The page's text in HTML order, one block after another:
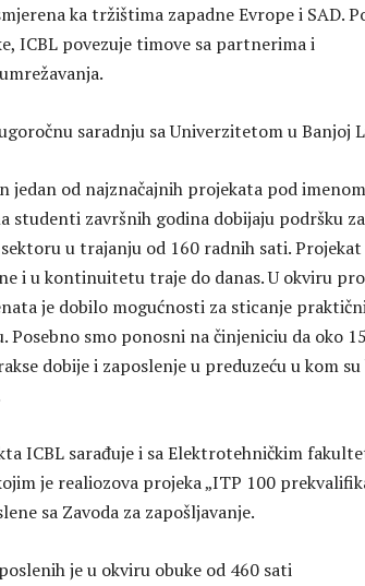
ka tržištima zapadne Evrope i SAD.
ICBL povezuje timove sa partnerima i
saradnju sa Univerzitetom u Banjoj
jedan od najznačajnih projekata pod
studenti završnih godina dobijaju podršku za
u trajanju od 160 radnih sati. Projekat
i u kontinuitetu traje do danas. U okviru
je dobilo mogućnosti za sticanje
smo ponosni na činjeniciu da oko
dobije i zaposlenje u preduzeću u kom
ICBL sarađuje i sa Elektrotehničkim
je realiozova projeka „ITP 100
sa Zavoda za zapošljavanje.
je u okviru obuke od 460 sati